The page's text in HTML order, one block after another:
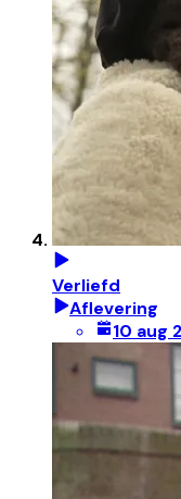
Verliefd
Aflevering
10 aug